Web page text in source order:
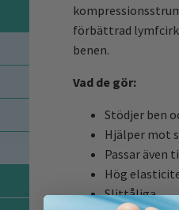
förbättrad
benen.
Vad de gör:
Stödjer ben
Hjälper mot
Passar även
Hög
Slittåliga.